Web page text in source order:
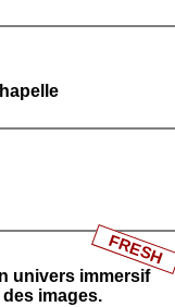
univers immersif
images.
FRESH